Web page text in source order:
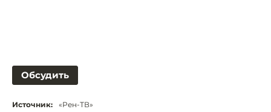
Обсудить
Источник: «Рен-ТВ»